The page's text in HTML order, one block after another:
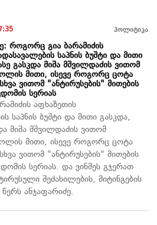
პოლიტიკა
როგორც გია ბარამიძის
საპნის ბუშტი და მითი
გასკდა მიშა მშვილდაძის ვითომ
მითი, ისევე როგორც ცოტა
ვითომ "ანტირუსების" მითების
სერიას
აფხაზეთის
საპნის ბუშტი და მითი გასკდა,
მიშა მშვილდაძის ვითომ
მითი, ისევე როგორც ცოტა
ვითომ "ანტირუსების" მითების
სერიას. და ვინმეს გჯერათ
შეძახილების, მიტინგების
ანჯაფარიძე.